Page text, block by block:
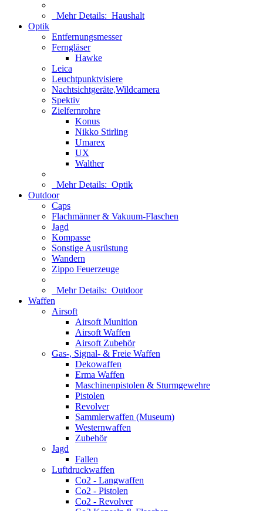
Mehr Details: Haushalt
Optik
Entfernungsmesser
Ferngläser
Hawke
Leica
Leuchtpunktvisiere
Nachtsichtgeräte,Wildcamera
Spektiv
Zielfernrohre
Konus
Nikko Stirling
Umarex
UX
Walther
Mehr Details: Optik
Outdoor
Caps
Flachmänner & Vakuum-Flaschen
Jagd
Kompasse
Sonstige Ausrüstung
Wandern
Zippo Feuerzeuge
Mehr Details: Outdoor
Waffen
Airsoft
Airsoft Munition
Airsoft Waffen
Airsoft Zubehör
Gas-, Signal- & Freie Waffen
Dekowaffen
Erma Waffen
Maschinenpistolen & Sturmgewehre
Pistolen
Revolver
Sammlerwaffen (Museum)
Westernwaffen
Zubehör
Jagd
Fallen
Luftdruckwaffen
Co2 - Langwaffen
Co2 - Pistolen
Co2 - Revolver